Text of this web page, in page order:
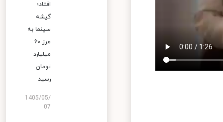
افتاد؛
گیشه
سینما به
مرز ۶۰
میلیارد
تومان
رسید
1405/05/
07